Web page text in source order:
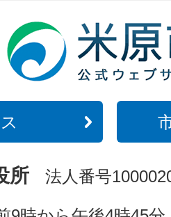
所 法人番号